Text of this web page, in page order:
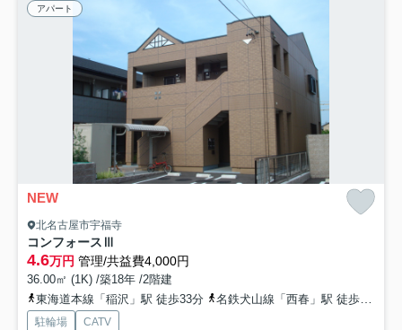
アパート
NEW
北名古屋市宇福寺
コンフォースⅢ
4.6万円 管理/共益費4,000円
36.00㎡ (1K) /築18年 /2階建
東海道本線「稲沢」駅 徒歩33分
名鉄犬山線「西春」駅 徒歩34分
駐輪場 CATV